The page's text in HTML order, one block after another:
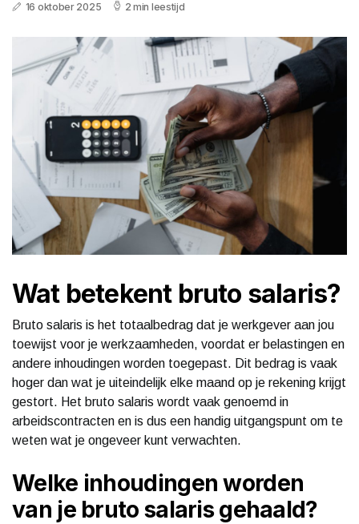
16 oktober 2025 2 min leestijd
Wat betekent bruto salaris?
Bruto salaris is het totaalbedrag dat je werkgever aan jou
toewijst voor je werkzaamheden, voordat er belastingen en
andere inhoudingen worden toegepast. Dit bedrag is vaak
hoger dan wat je uiteindelijk elke maand op je rekening krijgt
gestort. Het bruto salaris wordt vaak genoemd in
arbeidscontracten en is dus een handig uitgangspunt om te
weten wat je ongeveer kunt verwachten.
Welke inhoudingen worden
van je bruto salaris gehaald?